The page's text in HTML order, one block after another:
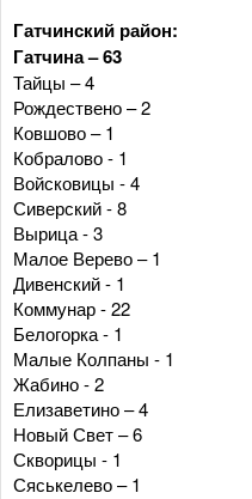
Гатчинский район:
Гатчина – 63
Тайцы – 4
Рождествено – 2
Ковшово – 1
Кобралово - 1
Войсковицы - 4
Сиверский - 8
Вырица - 3
Малое Верево – 1
Дивенский - 1
Коммунар - 22
Белогорка - 1
Малые Колпаны - 1
Жабино - 2
Елизаветино – 4
Новый Свет – 6
Скворицы - 1
Сяськелево – 1